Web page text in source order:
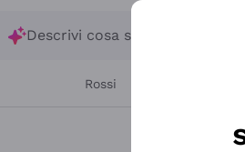
Descrivi cosa stai cercando
Rossi